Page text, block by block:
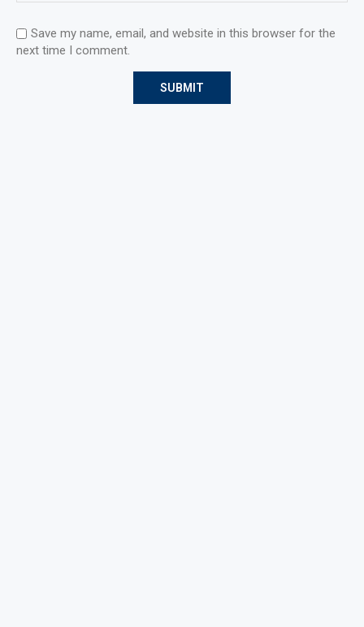
Save my name, email, and website in this browser for the
next time I comment.